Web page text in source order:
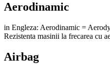
Aerodinamic
in Engleza: Aerodinamic =
Rezistenta masinii la frecarea cu
Airbag